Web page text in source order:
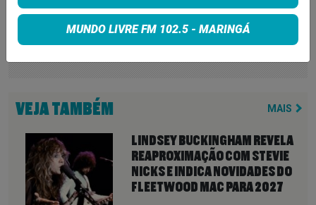
VEJA TAMBÉM MAIS
LINDSEY BUCKINGHAM REVELA
REAPROXIMAÇÃO COM STEVIE
NICKS E INDICA NOVIDADES DO
FLEETWOOD MAC PARA 2027
MUNDO LIVRE FM 102.5 - MARINGÁ